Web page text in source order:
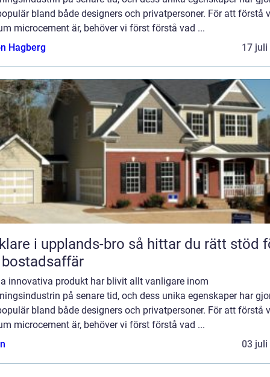
bland både designers och privatpersoner. För att förstå
microcement är, behöver vi först förstå vad ...
Hagberg
17 juli
i upplands-bro så hittar du rätt stöd för
innovativa produkt har blivit allt vanligare inom
på senare tid, och dess unika egenskaper har
bland både designers och privatpersoner. För att förstå
microcement är, behöver vi först förstå vad ...
03 juli